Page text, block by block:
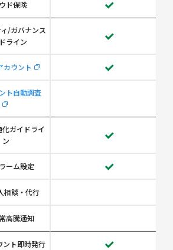
ド保険
/ガバナンス
ライン
カウント
ト自動調査
化ガイドライ
ン
ーム設定
相談・代行
高騰通知
ント即時発行